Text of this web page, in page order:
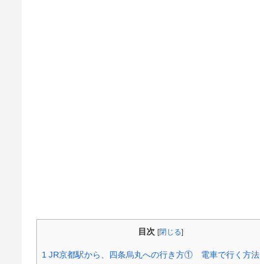
目次 [閉じる]
1 JR京都駅から、四条烏丸への行き方① 電車で行く方法